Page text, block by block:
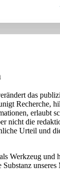
das
Recherche,
erlaubt
nicht die
Urteil und
Werkzeug und
unseres